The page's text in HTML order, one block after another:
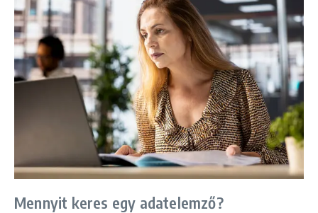
Mennyit keres egy adatelemző?